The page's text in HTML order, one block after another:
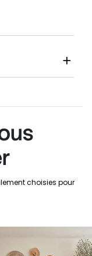

choisies pour